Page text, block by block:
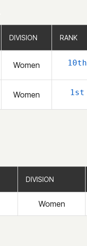
DIVISION RANK
Women 10th
Women 1st
DIVISION RANK
DIVISION
Women
DIVISION